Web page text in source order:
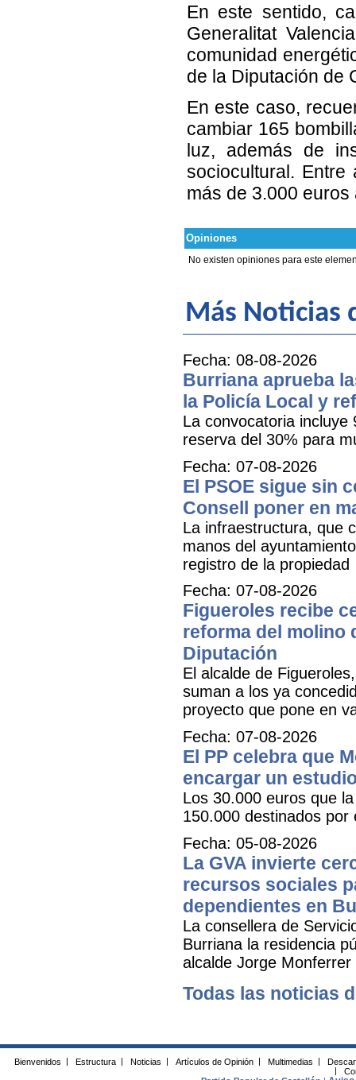
En este sentido,
Generalitat
comunidad
de la Diputación de
En este caso,
cambiar 165
luz, además de
sociocultural.
más de 3.000
Opiniones
No existen opiniones para este
Más Noticias
Fecha: 08-08-2026
Burriana aprueba
la Policía Local y
La convocatoria
reserva del 30% para
Fecha: 07-08-2026
El PSOE sigue sin
Consell poner en
La infraestructura, que
manos del
registro de la propiedad
Fecha: 07-08-2026
Figueroles recibe
reforma del molino
Diputación
El alcalde de
suman a los ya
proyecto que pone en
Fecha: 07-08-2026
El PP celebra que
encargar un
Los 30.000 euros que
150.000 destinados
Fecha: 05-08-2026
La GVA invierte
recursos sociales
dependientes en
La consellera de
Burriana la residencia
alcalde Jorge Monferrer
Todas las noticias
Bienvenidos Estructura Noticias Artículos de Opinión Multimedias